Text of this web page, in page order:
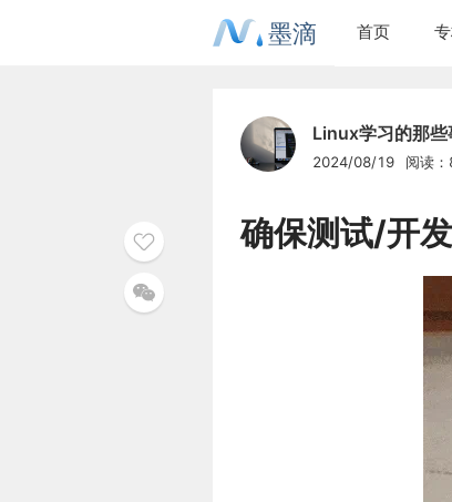
墨滴 首页
Linux学习的那些
2024/08/19 阅读
确保测试/开